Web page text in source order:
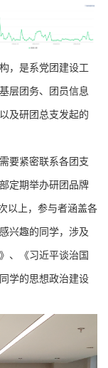
，是系党团建设工
层团务、团员信息
及研团总支发起的
要紧密联系各团支
定期举办研团品牌
以上，参与者涵盖各
兴趣的同学，涉及
、《习近平谈治国
学的思想政治建设